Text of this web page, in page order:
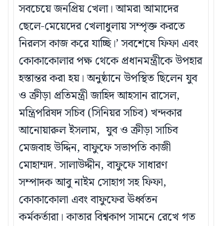
সবচেয়ে জনপ্রিয় খেলা। আমরা আমাদের
ছেলে-মেয়েদের খেলাধুলায় সম্পৃক্ত করতে
নিরলস কাজ করে যাচ্ছি।’ সবশেষে ফিফা এবং
কোকাকোলার পক্ষ থেকে প্রধানমন্ত্রীকে উপহার
হস্তান্তর করা হয়। অনুষ্ঠানে উপস্থিত ছিলেন যুব
ও ক্রীড়া প্রতিমন্ত্রী জাহিদ আহসান রাসেল,
মন্ত্রিপরিষদ সচিব (সিনিয়র সচিব) খন্দকার
আনোয়ারুল ইসলাম, যুব ও ক্রীড়া সাচিব
মেজবাহ উদ্দিন, বাফুফে সভাপতি কাজী
মোহাম্মদ. সালাউদ্দীন, বাফুফে সাধারণ
সম্পাদক আবু নাইম সোহাগ সহ ফিফা,
কোকাকোলা এবং বাফুফের ঊর্ধ্বতন
কর্মকর্তারা। কাতার বিশ্বকাপ সামনে রেখে গত